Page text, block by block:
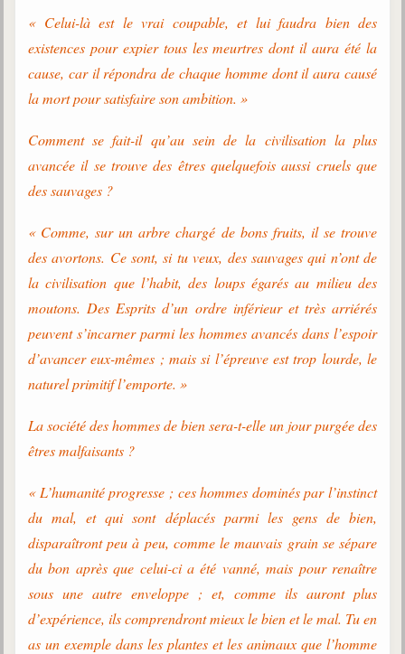
Posez-nous des questions
Consultez les réponses
Posez votre question
Photos et vidéoscope
Galerie photos
Filmothèque
Les Illustrés
Vidéos courtes de Divaldo
Liens spirites
Centres spirites
Belgique, Lux. et Canada
Fédérations spirites
Médias spirites
@
« Celui-là est le vrai coupable, et lui faudra bien des
existences pour expier tous les meurtres dont il aura été la
cause, car il répondra de chaque homme dont il aura causé
la mort pour satisfaire son ambition. »
Comment se fait-il qu’au sein de la civilisation la plus
avancée il se trouve des êtres quelquefois aussi cruels que
des sauvages ?
« Comme, sur un arbre chargé de bons fruits, il se trouve
des avortons. Ce sont, si tu veux, des sauvages qui n’ont de
la civilisation que l’habit, des loups égarés au milieu des
moutons. Des Esprits d’un ordre inférieur et très arriérés
peuvent s’incarner parmi les hommes avancés dans l’espoir
d’avancer eux-mêmes ; mais si l’épreuve est trop lourde, le
naturel primitif l’emporte. »
La société des hommes de bien sera-t-elle un jour purgée des
êtres malfaisants ?
« L’humanité progresse ; ces hommes dominés par l’instinct
du mal, et qui sont déplacés parmi les gens de bien,
disparaîtront peu à peu, comme le mauvais grain se sépare
du bon après que celui-ci a été vanné, mais pour renaître
sous une autre enveloppe ; et, comme ils auront plus
d’expérience, ils comprendront mieux le bien et le mal. Tu en
as un exemple dans les plantes et les animaux que l’homme